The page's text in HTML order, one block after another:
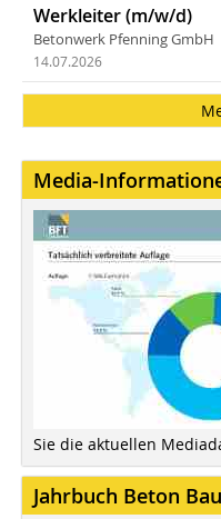
Werkleiter (m/w/d)
Betonwerk Pfenning GmbH
14.07.2026
Media-
Sie die aktuellen
Jahrbuch Beton